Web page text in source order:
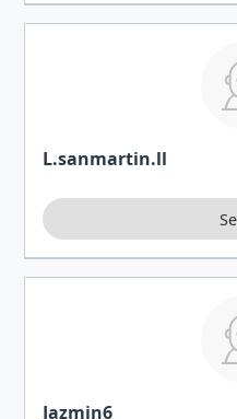
L.sanmartin.ll
Jazmin6